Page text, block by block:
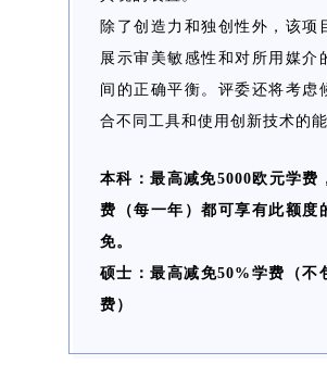
除了创造力和独创性外，该项
展示审美敏感性和对所用媒介
间的正确平衡。评委还将考虑
合不同工具和使用创新技术的能
本科：最高减免5000欧元学费
费（每一年）都可享有此额度
免。
硕士：最高减免50%学费（不
费）